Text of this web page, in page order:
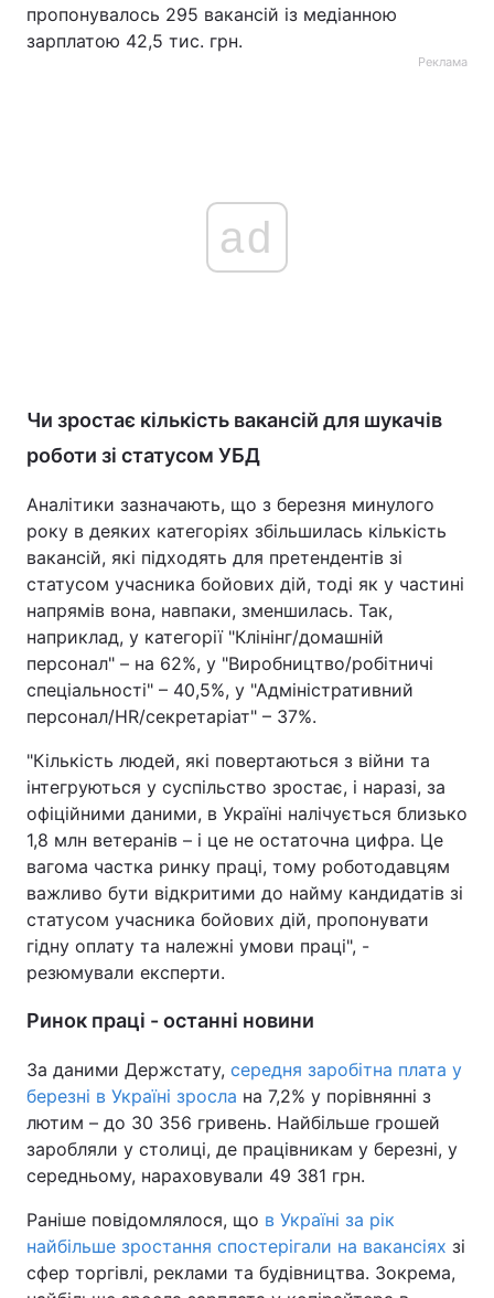
пропонувалось 295 вакансій із медіанною
зарплатою 42,5 тис. грн.
Реклама
ad
Чи зростає кількість вакансій для шукачів
роботи зі статусом УБД
Аналітики зазначають, що з березня минулого
року в деяких категоріях збільшилась кількість
вакансій, які підходять для претендентів зі
статусом учасника бойових дій, тоді як у частині
напрямів вона, навпаки, зменшилась. Так,
наприклад, у категорії "Клінінг/домашній
персонал" – на 62%, у "Виробництво/робітничі
спеціальності" – 40,5%, у "Адміністративний
персонал/HR/секретаріат" – 37%.
"Кількість людей, які повертаються з війни та
інтегруються у суспільство зростає, і наразі, за
офіційними даними, в Україні налічується близько
1,8 млн ветеранів – і це не остаточна цифра. Це
вагома частка ринку праці, тому роботодавцям
важливо бути відкритими до найму кандидатів зі
статусом учасника бойових дій, пропонувати
гідну оплату та належні умови праці", -
резюмували експерти.
Ринок праці - останні новини
За даними Держстату, середня заробітна плата у
березні в Україні зросла на 7,2% у порівнянні з
лютим – до 30 356 гривень. Найбільше грошей
заробляли у столиці, де працівникам у березні, у
середньому, нараховували 49 381 грн.
Раніше повідомлялося, що в Україні за рік
найбільше зростання спостерігали на вакансіях зі
сфер торгівлі, реклами та будівництва. Зокрема,